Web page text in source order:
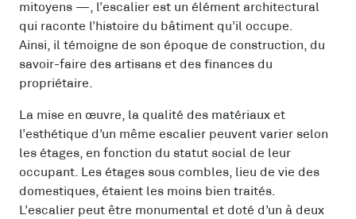
mitoyens —, l’escalier est un élément architectural
qui raconte l’histoire du bâtiment qu’il occupe.
Ainsi, il témoigne de son époque de construction, du
savoir-faire des artisans et des finances du
propriétaire.
La mise en œuvre, la qualité des matériaux et
l’esthétique d’un même escalier peuvent varier selon
les étages, en fonction du statut social de leur
occupant. Les étages sous combles, lieu de vie des
domestiques, étaient les moins bien traités.
L’escalier peut être monumental et doté d’un à deux